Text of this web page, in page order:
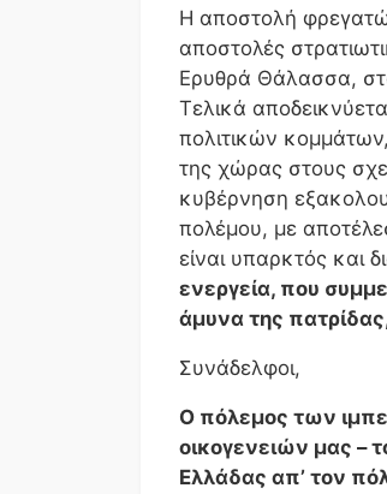
Η αποστολή
αποστολές
Ερυθρά Θάλασσα,
Τελικά
πολιτικών
της χώρας στους
κυβέρνηση
πολέμου, με
είναι υπαρκτός και
ενεργεία, που
άμυνα της
Συνάδελφοι,
Ο πόλεμος των
οικογενειών μας –
Ελλάδας απ’ τον